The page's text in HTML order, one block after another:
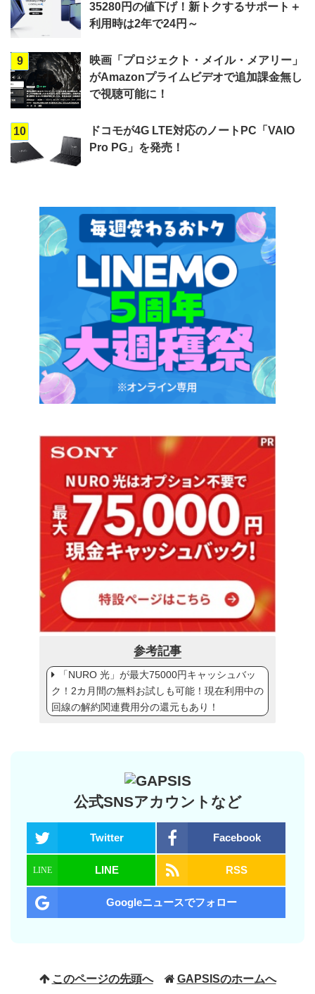
35280円の値下げ！新トクするサポート＋
利用時は2年で24円～
9
映画「プロジェクト・メイル・メアリー」
がAmazonプライムビデオで追加課金無し
で視聴可能に！
10
ドコモが4G LTE対応のノートPC「VAIO
Pro PG」を発売！
参考記事
「NURO 光」が最大75000円キャッシュバッ
ク！2カ月間の無料お試しも可能！現在利用中の
回線の解約関連費用分の還元もあり！
公式SNSアカウントなど
Twitter Facebook
LINE RSS
Googleニュースでフォロー
このページの先頭へ GAPSISのホームへ